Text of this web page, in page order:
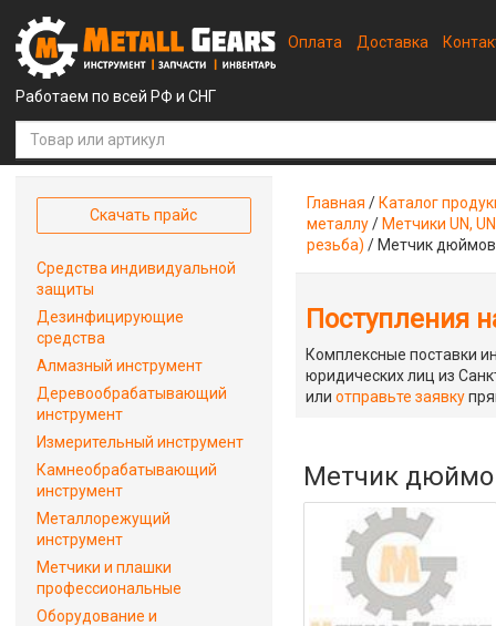
Работаем по всей РФ и СНГ
Оплата Доставка
Главная / Каталог
металлу/ Метчики UN,
резьба) / Метчик
Поступления
Комплексные поставки
юридических лиц из
илиотправьте заявку
Метчик
Скачать прайс
Средства индивидуальной
защиты
Дезинфицирующие
средства
Алмазный инструмент
Деревообрабатывающий
инструмент
Измерительный инструмент
Камнеобрабатывающий
инструмент
Металлорежущий
инструмент
Метчики и плашки
профессиональные
Оборудование и